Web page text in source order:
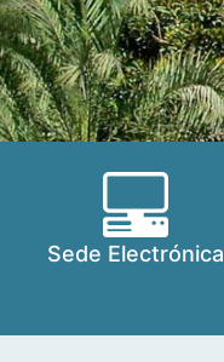
Sede Electrónica